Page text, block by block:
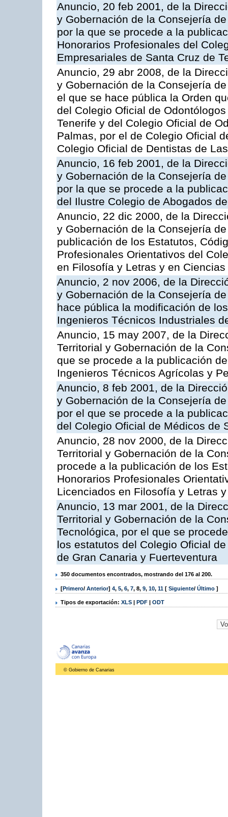
Anuncio, 20 feb 2001, de la
y Gobernación de la Consejería
por la que se procede a la
Honorarios Profesionales del
Empresariales de Santa Cruz de
Anuncio, 29 abr 2008, de la
y Gobernación de la Consejería
el que se hace pública la Orden
del Colegio Oficial de
Tenerife y del Colegio Oficial de
Palmas, por el de Colegio Oficial
Colegio Oficial de Dentistas de
Anuncio, 16 feb 2001, de la
y Gobernación de la Consejería
por la que se procede a la
del Ilustre Colegio de Abogados
Anuncio, 22 dic 2000, de la
y Gobernación de la Consejería
publicación de los Estatutos,
Profesionales Orientativos del
en Filosofía y Letras y en
Anuncio, 2 nov 2006, de la
y Gobernación de la Consejería
hace pública la modificación de
Ingenieros Técnicos Industriales
Anuncio, 15 may 2007, de la
Territorial y Gobernación de la
que se procede a la publicación
Ingenieros Técnicos Agrícolas y
Anuncio, 8 feb 2001, de la
y Gobernación de la Consejería
por el que se procede a la
del Colegio Oficial de Médicos de
Anuncio, 28 nov 2000, de la
Territorial y Gobernación de la
procede a la publicación de los
Honorarios Profesionales
Licenciados en Filosofía y Letras
Anuncio, 13 mar 2001, de la
Territorial y Gobernación de la
Tecnológica, por el que se
los estatutos del Colegio Oficial
de Gran Canaria y Fuerteventura
350 documentos encontrados, mostrando del 176 al 200.
[Primero/ Anterior] 4, 5, 6, 7, 8, 9, 10, 11 [ Siguiente/ Último ]
Tipos de exportación: XLS | PDF | ODT
© Gobierno de Canarias